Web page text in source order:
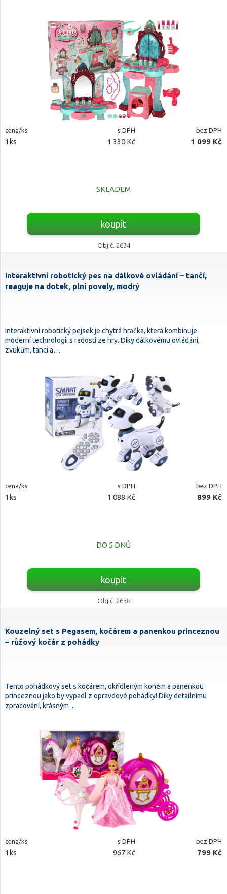
cena/ks s DPH bez DPH
1ks 1 330 Kč 1 099 Kč
SKLADEM
koupit
Obj.č. 2634
Interaktivní robotický pes na dálkové ovládání – tančí,
reaguje na dotek, plní povely, modrý
Interaktivní robotický pejsek je chytrá hračka, která kombinuje
moderní technologii s radostí ze hry. Díky dálkovému ovládání,
zvukům, tanci a…
cena/ks s DPH bez DPH
1ks 1 088 Kč 899 Kč
DO 5 DNŮ
koupit
Obj.č. 2638
Kouzelný set s Pegasem, kočárem a panenkou princeznou
– růžový kočár z pohádky
Tento pohádkový set s kočárem, okřídleným koněm a panenkou
princeznou jako by vypadl z opravdové pohádky! Díky detailnímu
zpracování, krásným…
cena/ks s DPH bez DPH
1ks 967 Kč 799 Kč